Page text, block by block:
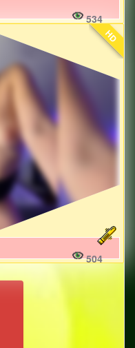
534
HD
504